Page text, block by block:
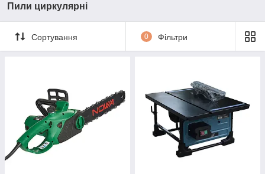
Пили циркулярні
Сортування 0 Фільтри